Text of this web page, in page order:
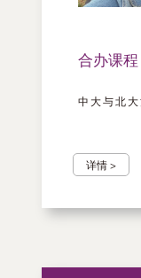
合办课程
中大与北
详情 >